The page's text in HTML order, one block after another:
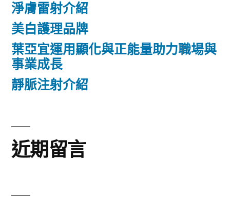
淨膚雷射介紹
美白護理品牌
葉亞宜運用顯化與正能量助力職場與
事業成長
靜脈注射介紹
近期留言